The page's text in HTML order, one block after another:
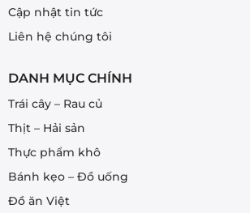
Cập nhật tin tức
Liên hệ chúng tôi
DANH MỤC CHÍNH
Trái cây – Rau củ
Thịt – Hải sản
Thực phẩm khô
Bánh kẹo – Đồ uống
Đồ ăn Việt